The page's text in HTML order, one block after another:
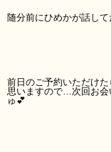
随分前にひめかが話し
前日のご予約いただけ
思いますので…次回お会
ゅ💕